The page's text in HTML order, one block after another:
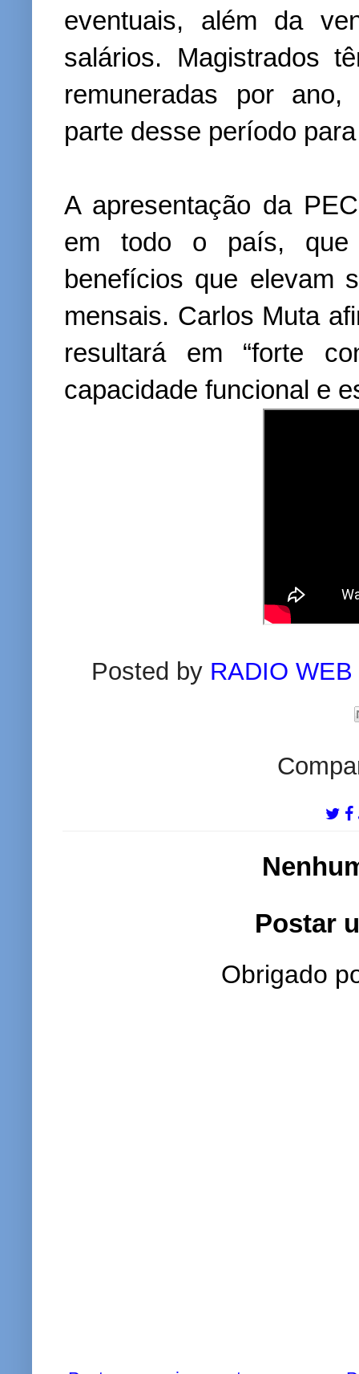
eventuais, além da
salários. Magistrados
remuneradas por ano,
parte desse período
A apresentação da
em todo o país, que
benefícios que elevam
mensais. Carlos Muta
resultará em “forte
capacidade funcional e
Posted by RADIO
Postar
Obrigado